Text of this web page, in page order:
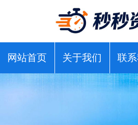
网站首页 关于我们 联